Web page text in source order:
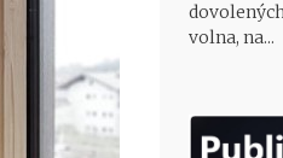
volna, na...